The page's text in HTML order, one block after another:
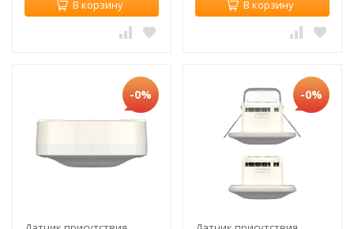
В корзину В корзину
-0% -0%